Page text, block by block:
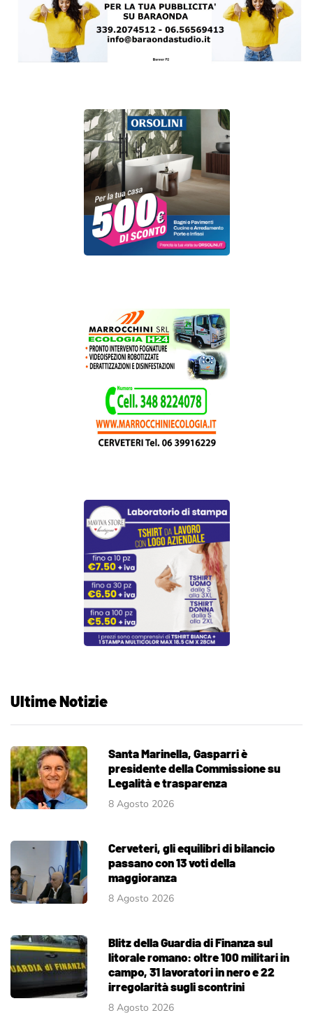
Ultime Notizie
Santa Marinella, Gasparri è
presidente della Commissione su
Legalità e trasparenza
8 Agosto 2026
Cerveteri, gli equilibri di bilancio
passano con 13 voti della
maggioranza
8 Agosto 2026
Blitz della Guardia di Finanza sul
litorale romano: oltre 100 militari in
campo, 31 lavoratori in nero e 22
irregolarità sugli scontrini
8 Agosto 2026